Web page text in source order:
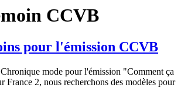
CCVB
pour l'émission CCVB
mode pour l'émission "Comment ça
France 2, nous recherchons des modèles pour